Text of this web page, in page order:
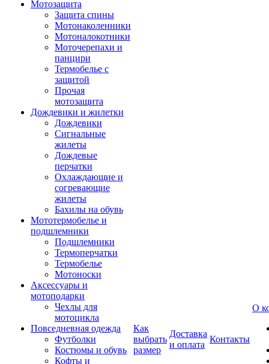
Мотозащита
Защита спины
Мотонаколенники
Мотоналокотники
Моточерепахи и
панцири
Термобелье с
защитой
Прочая
мотозащита
Дождевики и жилетки
Дождевики
Сигнальные
жилеты
Дождевые
перчатки
Охлаждающие и
согревающие
жилеты
Бахилы на обувь
Мототермобелье и
подшлемники
Подшлемники
Термоперчатки
Термобелье
Мотоноски
Аксессуары и
мотоподарки
Чехлы для
мотоцикла
Повседневная одежда
Футболки
Костюмы и обувь
Кофты и
Как
выбрать
размер
Доставка
и оплата
Контакты
О